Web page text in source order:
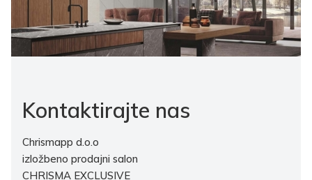
Kontaktirajte nas
Chrismapp d.o.o
izložbeno prodajni salon
CHRISMA EXCLUSIVE